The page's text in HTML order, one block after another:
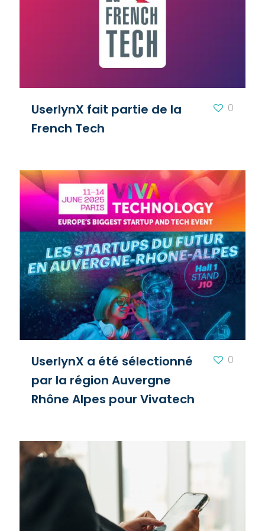
UserlynX fait partie de la
French Tech
0
UserlynX a été sélectionné
par la région Auvergne
Rhône Alpes pour Vivatech
0